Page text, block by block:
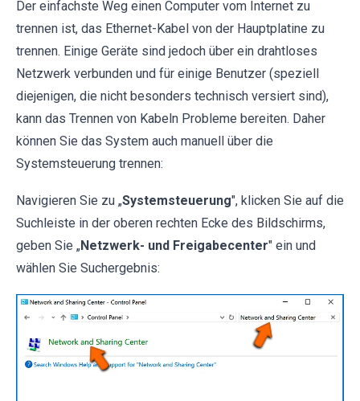
Der einfachste Weg einen Computer vom Internet zu
trennen ist, das Ethernet-Kabel von der Hauptplatine zu
trennen. Einige Geräte sind jedoch über ein drahtloses
Netzwerk verbunden und für einige Benutzer (speziell
diejenigen, die nicht besonders technisch versiert sind),
kann das Trennen von Kabeln Probleme bereiten. Daher
können Sie das System auch manuell über die
Systemsteuerung trennen:
Navigieren Sie zu „Systemsteuerung", klicken Sie auf die
Suchleiste in der oberen rechten Ecke des Bildschirms,
geben Sie „Netzwerk- und Freigabecenter" ein und
wählen Sie Suchergebnis: